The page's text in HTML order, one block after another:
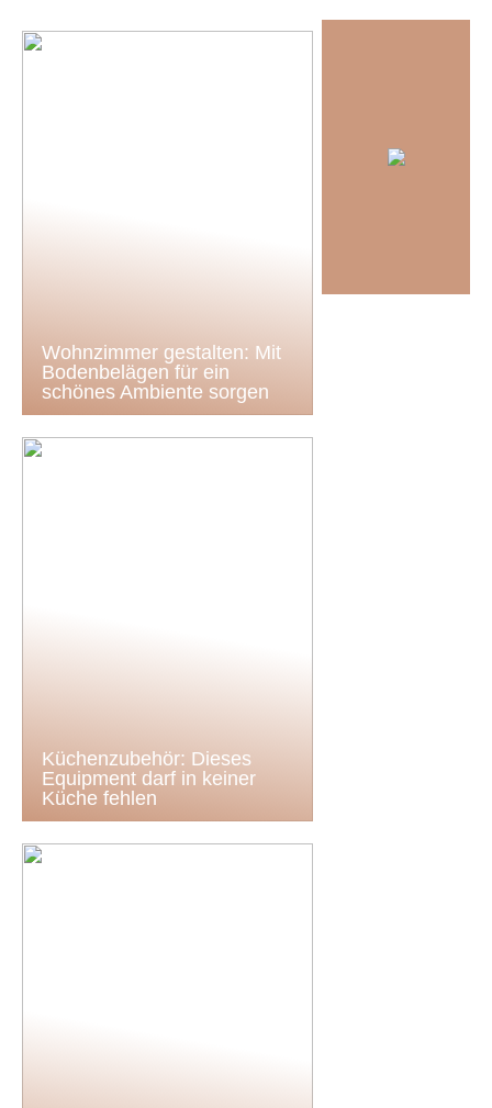
Wohnzimmer gestalten: Mit
Bodenbelägen für ein
schönes Ambiente sorgen
Küchenzubehör: Dieses
Equipment darf in keiner
Küche fehlen